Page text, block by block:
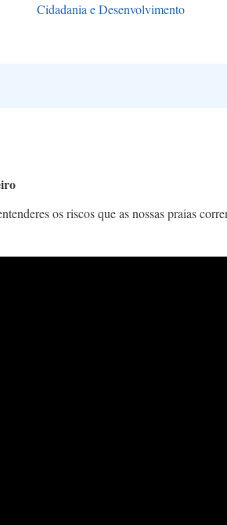
Cidadania e Desenvolvimento
os riscos que as nossas praias